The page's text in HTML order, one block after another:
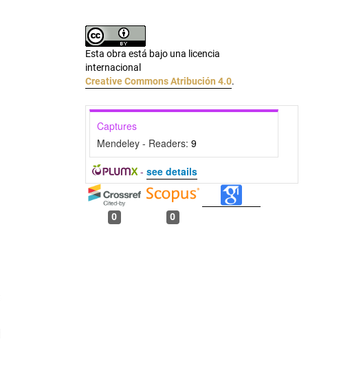
Esta obra está bajo una licencia
internacional
Creative Commons Atribución 4.0.
Captures
Mendeley - Readers: 9
- see details
0 0